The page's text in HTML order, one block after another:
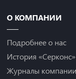
О КОМПАНИИ
Подробнее о нас
История «Серконс»
Журналы компании